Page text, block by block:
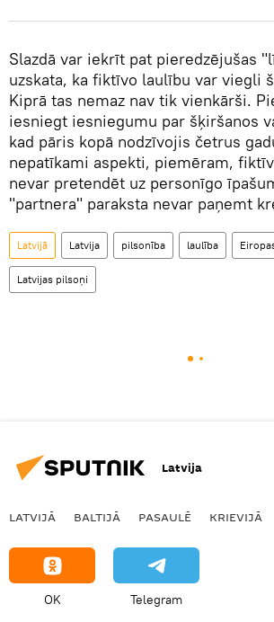
Slazdā var iekrīt pat pieredzējušas
uzskata, ka fiktīvo laulību var viegli
Kiprā tas nemaz nav tik vienkārši.
iesniegt iesniegumu par šķiršanos
kad pāris kopā nodzīvojis četrus
nepatīkami aspekti, piemēram,
nevar pretendēt uz personīgo
"partnera" paraksta nevar paņemt
Latvijā Latvija pilsonība laulība
Latvijas pilsoņi
Latvija
LATVIJĀ BALTIJĀ PASAULĒ KRIEVIJĀ
OK Telegram